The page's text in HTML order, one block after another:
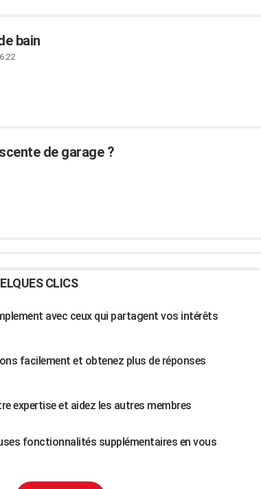
bain
de garage ?
CLICS
avec ceux qui partagent vos intérêts
facilement et obtenez plus de réponses
expertise et aidez les autres membres
fonctionnalités supplémentaires en vous